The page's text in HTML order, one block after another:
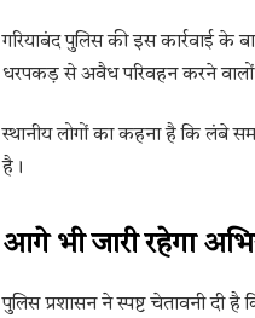
गरियाबंद पुलिस की इस कार्रवाई के
धरपकड़ से अवैध परिवहन करने वालों
स्थानीय लोगों का कहना है कि लंबे
है।
आगे भी जारी रहेगा
पुलिस प्रशासन ने स्पष्ट चेतावनी दी है